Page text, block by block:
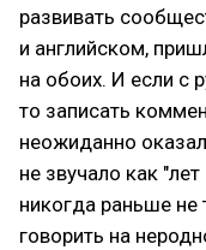
развивать
и английском,
на обоих. И если с
то записать
неожиданно
не звучало как
никогда раньше
говорить на